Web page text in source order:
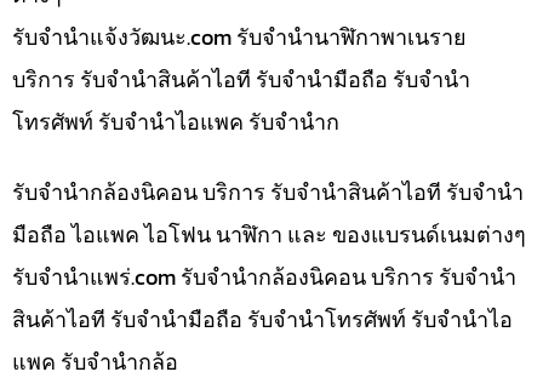
รับจํานําแจ้งวัฒนะ.com รับจำนำนาฬิกาพาเนราย
บริการ รับจำนำสินค้าไอที รับจำนำมือถือ รับจำนำ
โทรศัพท์ รับจำนำไอแพค รับจำนำก
รับจำนำกล้องนิคอน บริการ รับจำนำสินค้าไอที รับจำนำ
มือถือ ไอแพค ไอโฟน นาฬิกา และ ของแบรนด์เนมต่างๆ
รับจํานําแพร่.com รับจำนำกล้องนิคอน บริการ รับจำนำ
สินค้าไอที รับจำนำมือถือ รับจำนำโทรศัพท์ รับจำนำไอ
แพค รับจำนำกล้อ